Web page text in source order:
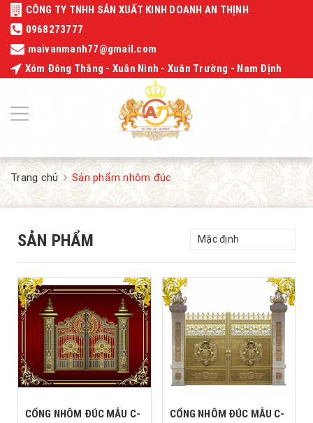
CÔNG TY TNHH SẢN XUẤT KINH DOANH AN THỊNH
0968273777
maivanmanh77@gmail.com
Xóm Đông Thắng - Xuân Ninh - Xuân Trường - Nam Định
Trang chủ Sản phẩm nhôm đúc
Mặc định
SẢN PHẨM
CỔNG NHÔM ĐÚC MẪU C-
CỔNG NHÔM ĐÚC MẪU C-